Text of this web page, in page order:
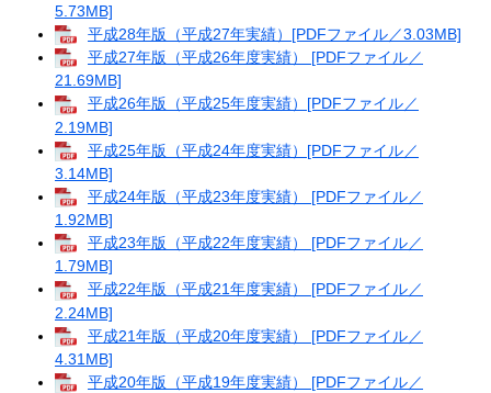
5.73MB]
平成28年版（平成27年実績）[PDFファイル／3.03MB]
平成27年版（平成26年度実績） [PDFファイル／
21.69MB]
平成26年版（平成25年度実績）[PDFファイル／
2.19MB]
平成25年版（平成24年度実績）[PDFファイル／
3.14MB]
平成24年版（平成23年度実績） [PDFファイル／
1.92MB]
平成23年版（平成22年度実績） [PDFファイル／
1.79MB]
平成22年版（平成21年度実績） [PDFファイル／
2.24MB]
平成21年版（平成20年度実績） [PDFファイル／
4.31MB]
平成20年版（平成19年度実績） [PDFファイル／